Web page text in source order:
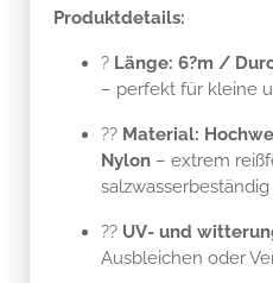
Produktdetails:
? Länge: 6?m /
– perfekt für kleine
?? Material:
Nylon – extrem
salzwasserbeständig
?? UV- und
Ausbleichen oder